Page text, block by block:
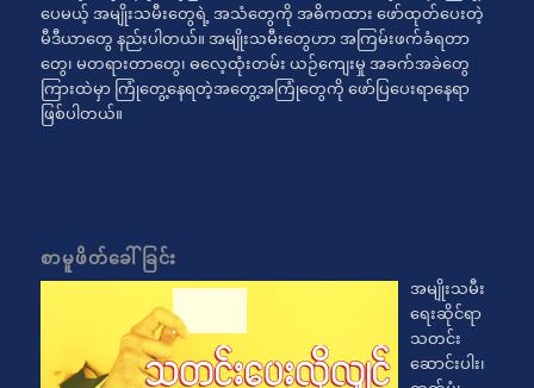
ပေမယ့် အမျိုးသမီးတွေရဲ့ အသံတွေကို အဓိကထား ဖော်ထုတ်ပေးတဲ့
မီဒီယာတွေ နည်းပါတယ်။ အမျိုးသမီးတွေဟာ အကြမ်းဖက်ခံရတာ
တွေ၊ မတရားတာတွေ၊ ဓလေ့ထုံးတမ်း ယဉ်ကျေးမှု အခက်အခဲတွေ
ကြားထဲမှာ ကြုံတွေ့နေရတဲ့အတွေ့အကြုံတွေကို ဖော်ပြပေးရာနေရာ
ဖြစ်ပါတယ်။
စာမူဖိတ်ခေါ်ခြင်း
အမျိုးသမီး
ရေးဆိုင်ရာ
သတင်း
ဆောင်းပါး၊